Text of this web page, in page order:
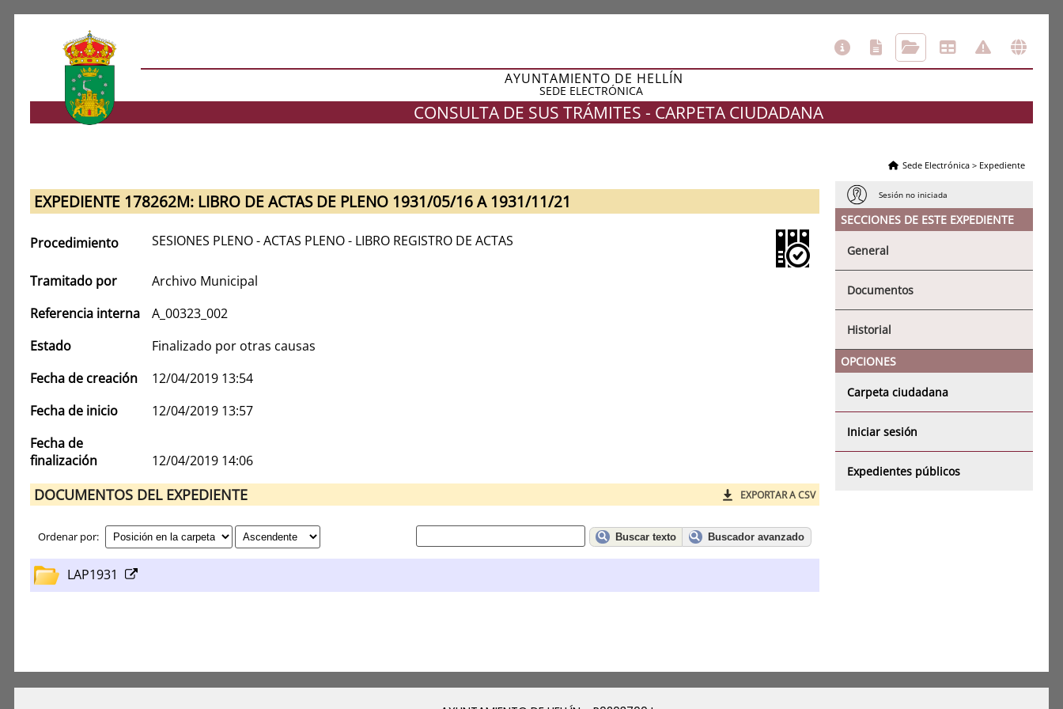
SEDE ELECTRÓNICA
AYUNTAMIENTO DE HELLÍN
CONSULTA DE SUS TRÁMITES - CARPETA CIUDADANA
Sede Electrónica > Expediente
Sesión no iniciada
SECCIONES DE ESTE EXPEDIENTE
General
Documentos
Historial
OPCIONES
Carpeta ciudadana
Iniciar sesión
Expedientes públicos
EXPEDIENTE 178262M: LIBRO DE ACTAS DE PLENO 1931/05/16 A 1931/11/21
Procedimiento SESIONES PLENO - ACTAS PLENO - LIBRO REGISTRO DE ACTAS
Tramitado por
Archivo Municipal
Referencia interna
A_00323_002
Estado
Finalizado por otras causas
Fecha de creación
12/04/2019 13:54
Fecha de inicio
12/04/2019 13:57
Fecha de
finalización
12/04/2019 14:06
EXPORTAR A CSV
DOCUMENTOS DEL EXPEDIENTE
Buscar texto Buscador avanzado
Ordenar por:
LAP1931